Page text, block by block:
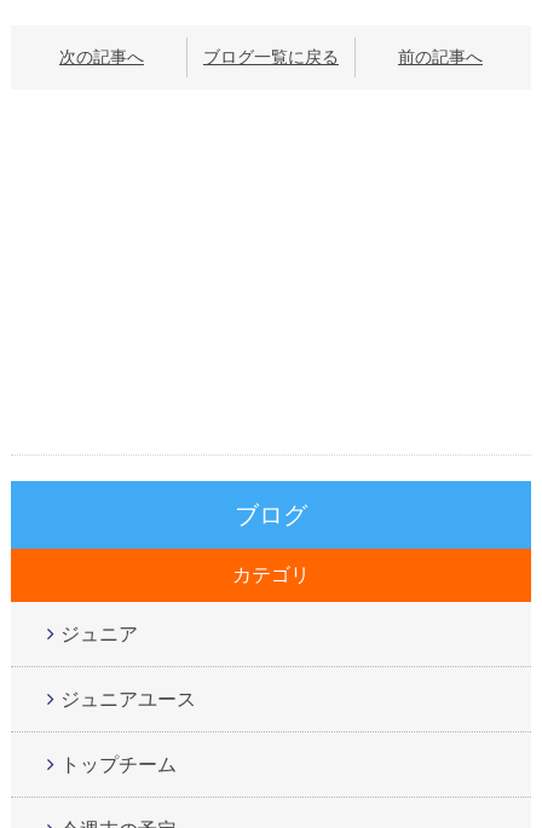
次の記事へ ブログ一覧に戻る 前の記事へ
ブログ
カテゴリ
ジュニア
ジュニアユース
トップチーム